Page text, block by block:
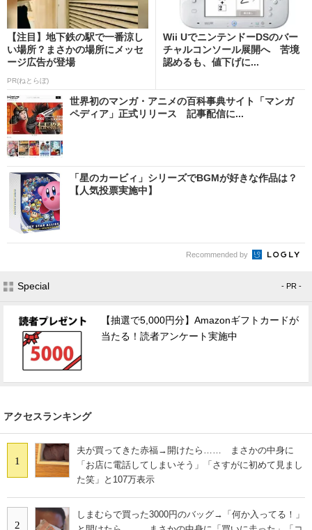
【注目】地下鉄の駅で一番涼し
い場所？まさかの場所にメッセ
ージ広告が登場
PR(ねとらぼ)
Wii UでニンテンドーDSのバー
チャルコンソール展開へ 苦境
認めるも、値下げに...
世界初のマンガ・アニメの百科事典サイト「マンガ
ペディア」正式リリース 記事配信に...
「星のカービィ」シリーズでBGMが好きな作品は？
【人気投票実施中】
Recommended by
Special - PR -
【抽選で5,000円分】Amazonギフトカードが
当たる！読者アンケート実施中
アクセスランキング
1
夫が買ってきた赤福→開けたら…… まさかの中身に
「お店に電話してしまいそう」「さすがに初めて見まし
た笑」と107万表示
2
しまむらで買った3000円のバッグ→「何か入ってる！」